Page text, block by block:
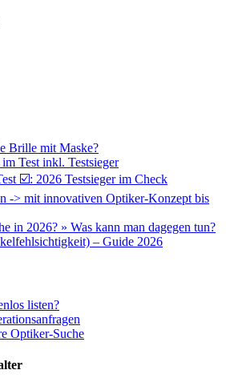
Brille mit Maske?
Test inkl. Testsieger
☑️: 2026 Testsieger im Check
-> mit innovativen Optiker-Konzept bis
in 2026? » Was kann man dagegen tun?
– Guide 2026
listen?
Optiker-Suche